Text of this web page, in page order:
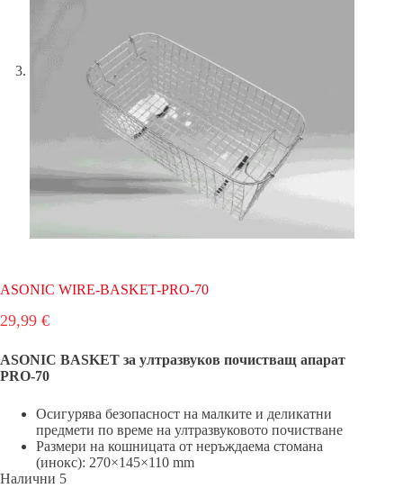
ASONIC WIRE-BASKET-PRO-70
29,99 €
ASONIC BASKET за ултразвуков почистващ апарат
PRO-70
Осигурява безопасност на малките и деликатни
предмети по време на ултразвуковото почистване
Размери на кошницата от неръждаема стомана
(инокс): 270×145×110 mm
Налични 5